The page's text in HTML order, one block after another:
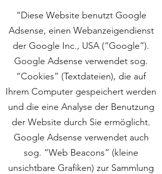
“Diese Website benutzt Google
Adsense, einen Webanzeigendienst
der Google Inc., USA (“Google”).
Google Adsense verwendet sog.
“Cookies” (Textdateien), die auf
Ihrem Computer gespeichert werden
und die eine Analyse der Benutzung
der Website durch Sie ermöglicht.
Google Adsense verwendet auch
sog. “Web Beacons” (kleine
unsichtbare Grafiken) zur Sammlung